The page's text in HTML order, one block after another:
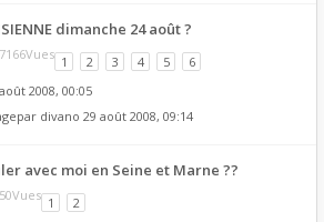
dimanche 24 août ?
1 2 3 4 5
6
2008, 00:05
divano 29 août 2008, 09:14
avec moi en Seine et Marne ??
1
2